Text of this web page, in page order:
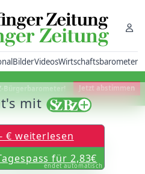
BilderVideosWirtschaftsbarometer
Bürgerbarometer! Jetzt abstimmen
Bundestag (5):
kräftig Stimmen
mit
€ weiterlesen
für 2,83€
endet automatisch